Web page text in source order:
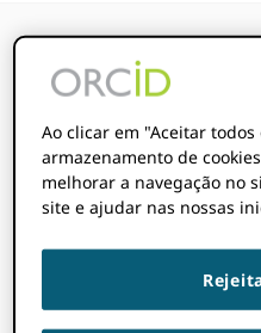
ORCID
Eventos
Próximas
Selecione
data.
Ao clicar em "Aceitar
armazenamento de
melhorar a navegação no
site e ajudar nas nossas